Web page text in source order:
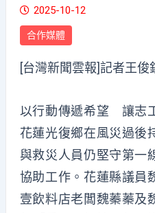
2025-10-12
合作媒體
[台灣新聞雲報]記者王俊
以行動傳遞希望 讓志
花蓮光復鄉在風災過後
與救災人員仍堅守第一
協助工作。花蓮縣議員
壹飲料店老闆魏蓁蓁及